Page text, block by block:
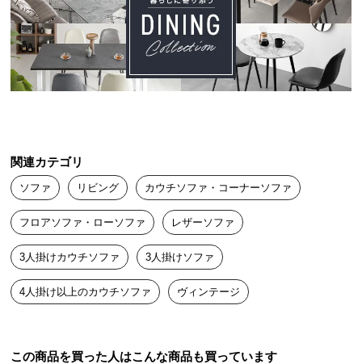
送
料
に
つ
い
型
品
の
配
送
に
つ
関連カテゴリ
ソファ リビング カウチソファ・コーナーソファ
フロアソファ・ローソファ レザーソファ
3人掛けカウチソファ 3人掛けソファ
4人掛け以上のカウチソファ ヴィンテージ
この商品を買った人はこんな商品も買っています